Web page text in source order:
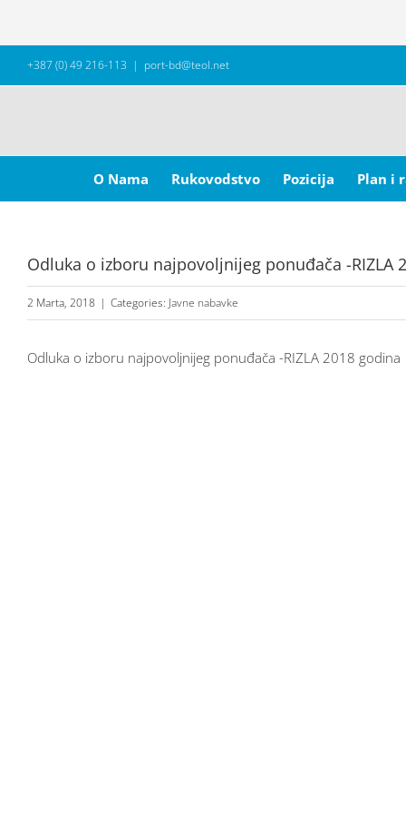
+387 (0) 49 216-113 | port-bd@teol.net
for:
O Nama
Rukovodstvo Pozicija Plan i
Odluka o izboru najpovoljnijeg ponuđača -RIZLA
2 Marta, 2018 | Categories: Javne nabavke
Odluka o izboru najpovoljnijeg ponuđača -RIZLA 2018 godina